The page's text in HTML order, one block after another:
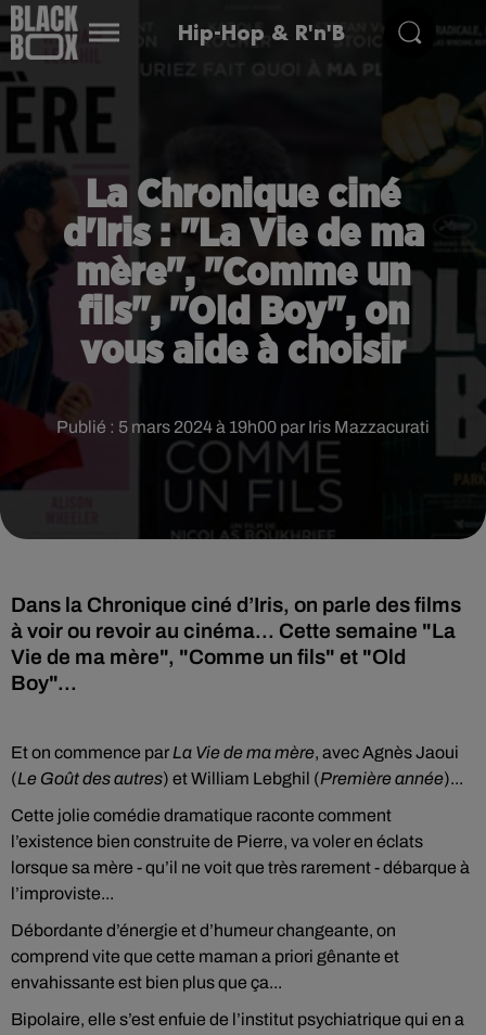
Hip-Hop & R'n'B
La Chronique ciné
d'Iris : "La Vie de ma
mère", "Comme un
fils", "Old Boy", on
vous aide à choisir
Publié : 5 mars 2024 à 19h00 par Iris Mazzacurati
Dans la Chronique ciné d’Iris, on parle des films
à voir ou revoir au cinéma... Cette semaine "La
Vie de ma mère", "Comme un fils" et "Old
Boy"...
Et on commence par La Vie de ma mère, avec Agnès Jaoui
(Le Goût des autres) et William Lebghil (Première année)...
Cette jolie comédie dramatique raconte comment
l’existence bien construite de Pierre, va voler en éclats
lorsque sa mère - qu’il ne voit que très rarement - débarque à
l’improviste...
Débordante d’énergie et d’humeur changeante, on
comprend vite que cette maman a priori gênante et
envahissante est bien plus que ça...
Bipolaire, elle s’est enfuie de l’institut psychiatrique qui en a